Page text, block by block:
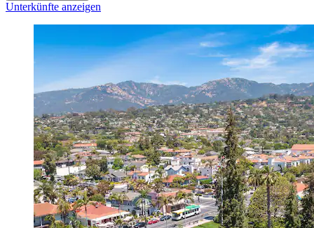
Unterkünfte anzeigen